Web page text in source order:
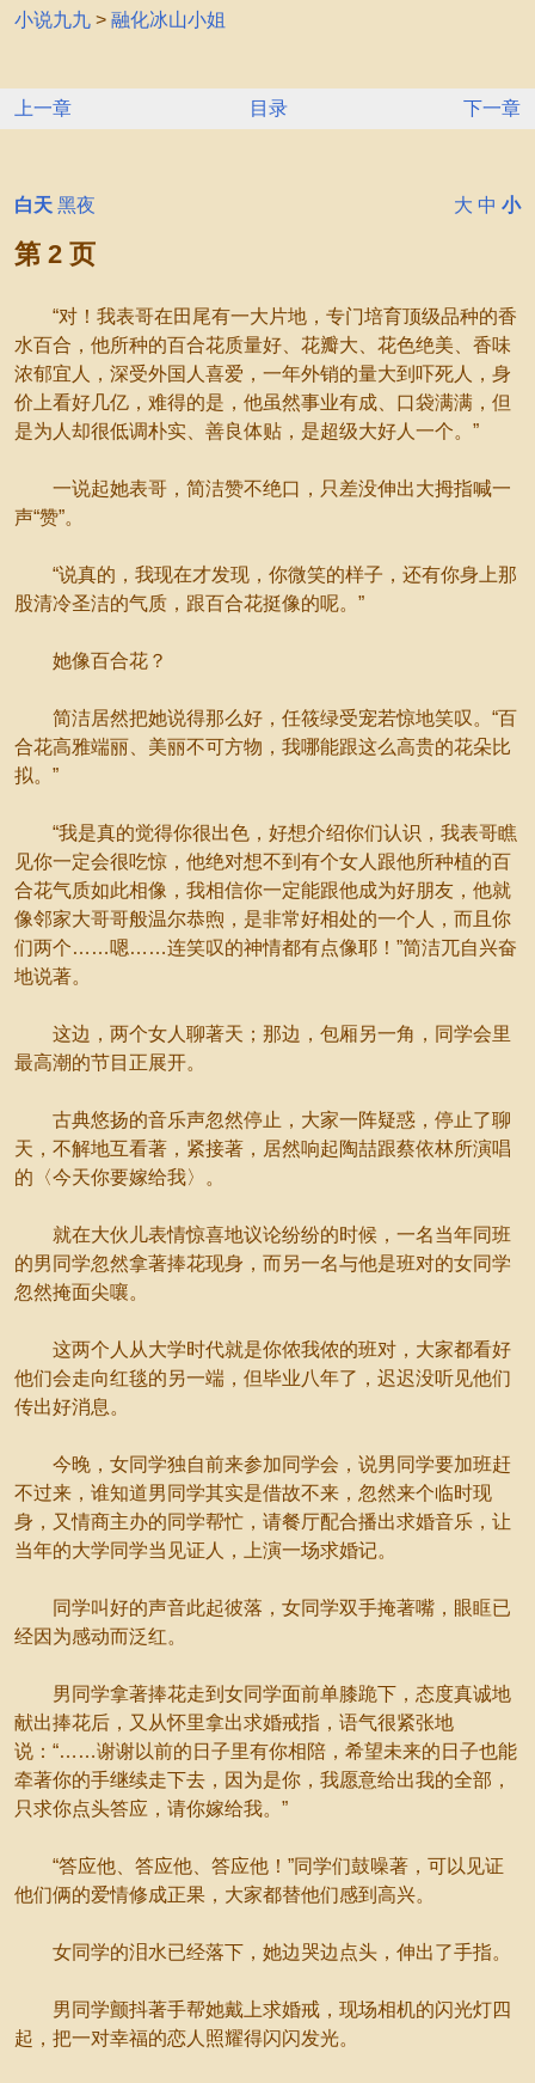
小说九九 > 融化冰山小姐
上一章 目录 下一章
白天 黑夜 大 中 小
第 2 页
“对！我表哥在田尾有一大片地，专门培育顶级品种的香
水百合，他所种的百合花质量好、花瓣大、花色绝美、香味
浓郁宜人，深受外国人喜爱，一年外销的量大到吓死人，身
价上看好几亿，难得的是，他虽然事业有成、口袋满满，但
是为人却很低调朴实、善良体贴，是超级大好人一个。”
一说起她表哥，简洁赞不绝口，只差没伸出大拇指喊一
声“赞”。
“说真的，我现在才发现，你微笑的样子，还有你身上那
股清冷圣洁的气质，跟百合花挺像的呢。”
她像百合花？
简洁居然把她说得那么好，任筱绿受宠若惊地笑叹。“百
合花高雅端丽、美丽不可方物，我哪能跟这么高贵的花朵比
拟。”
“我是真的觉得你很出色，好想介绍你们认识，我表哥瞧
见你一定会很吃惊，他绝对想不到有个女人跟他所种植的百
合花气质如此相像，我相信你一定能跟他成为好朋友，他就
像邻家大哥哥般温尔恭煦，是非常好相处的一个人，而且你
们两个……嗯……连笑叹的神情都有点像耶！”简洁兀自兴奋
地说著。
这边，两个女人聊著天；那边，包厢另一角，同学会里
最高潮的节目正展开。
古典悠扬的音乐声忽然停止，大家一阵疑惑，停止了聊
天，不解地互看著，紧接著，居然响起陶喆跟蔡依林所演唱
的〈今天你要嫁给我〉。
就在大伙儿表情惊喜地议论纷纷的时候，一名当年同班
的男同学忽然拿著捧花现身，而另一名与他是班对的女同学
忽然掩面尖嚷。
这两个人从大学时代就是你侬我侬的班对，大家都看好
他们会走向红毯的另一端，但毕业八年了，迟迟没听见他们
传出好消息。
今晚，女同学独自前来参加同学会，说男同学要加班赶
不过来，谁知道男同学其实是借故不来，忽然来个临时现
身，又情商主办的同学帮忙，请餐厅配合播出求婚音乐，让
当年的大学同学当见证人，上演一场求婚记。
同学叫好的声音此起彼落，女同学双手掩著嘴，眼眶已
经因为感动而泛红。
男同学拿著捧花走到女同学面前单膝跪下，态度真诚地
献出捧花后，又从怀里拿出求婚戒指，语气很紧张地
说：“……谢谢以前的日子里有你相陪，希望未来的日子也能
牵著你的手继续走下去，因为是你，我愿意给出我的全部，
只求你点头答应，请你嫁给我。”
“答应他、答应他、答应他！”同学们鼓噪著，可以见证
他们俩的爱情修成正果，大家都替他们感到高兴。
女同学的泪水已经落下，她边哭边点头，伸出了手指。
男同学颤抖著手帮她戴上求婚戒，现场相机的闪光灯四
起，把一对幸福的恋人照耀得闪闪发光。